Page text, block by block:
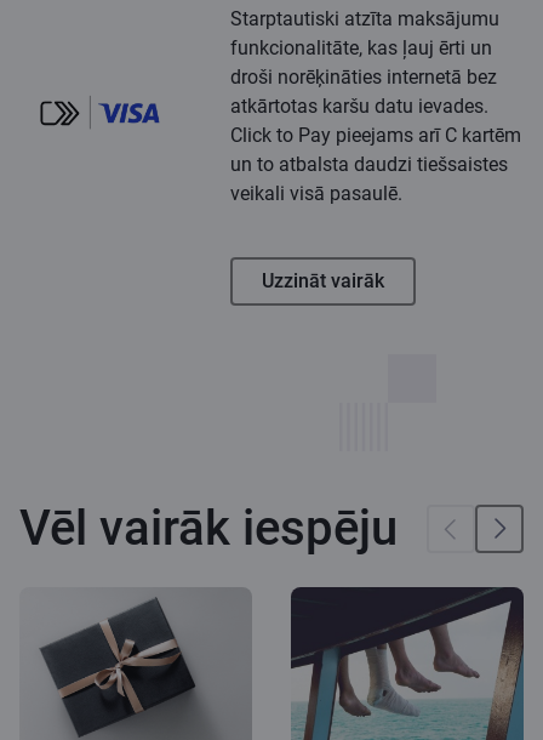
Starptautiski atzīta maksājumu
funkcionalitāte, kas ļauj ērti un
droši norēķināties internetā bez
atkārtotas karšu datu ievades.
Click to Pay pieejams arī C kartēm
un to atbalsta daudzi tiešsaistes
veikali visā pasaulē.
Uzzināt vairāk
Vēl vairāk iespēju